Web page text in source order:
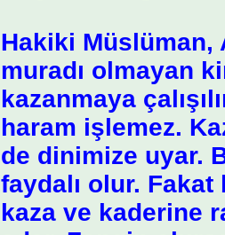
Hakiki Müslüman,
muradı olmayan
kazanmaya
haram işlemez.
de dinimize uyar.
faydalı olur.
kaza ve kaderine